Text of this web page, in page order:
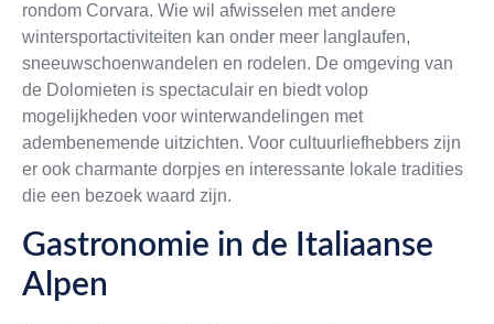
rondom Corvara. Wie wil afwisselen met andere
wintersportactiviteiten kan onder meer langlaufen,
sneeuwschoenwandelen en rodelen. De omgeving van
de Dolomieten is spectaculair en biedt volop
mogelijkheden voor winterwandelingen met
adembenemende uitzichten. Voor cultuurliefhebbers zijn
er ook charmante dorpjes en interessante lokale tradities
die een bezoek waard zijn.
Gastronomie in de Italiaanse
Alpen